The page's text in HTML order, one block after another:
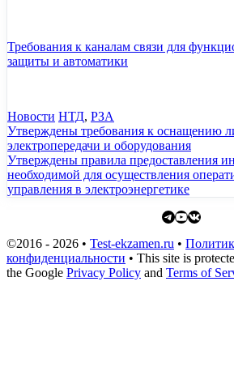
Требования к каналам связи для
защиты и автоматики
Рубрики
Новости Метки
НТД, РЗА
Утверждены требования к оснащению
электропередачи и оборудования
Утверждены правила предоставления
необходимой для осуществления
управления в электроэнергетике
Telegram
YouTube
©2016 - 2026 • Test-ekzamen.ru •
конфиденциальности • This site is
the Google Privacy Policy and Terms of